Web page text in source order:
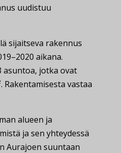
uudistuu
sijaitseva rakennus
aikana.
asuntoa, jotka ovat
Rakentamisesta vastaa
alueen ja
ja sen yhteydessä
Aurajoen suuntaan